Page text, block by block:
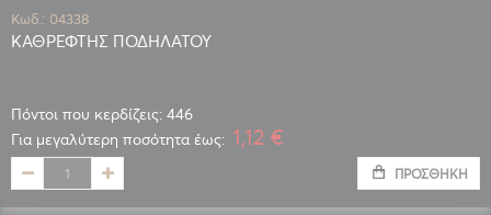
Κωδ.: 04338
ΚΑΘΡΕΦΤΗΣ ΠΟΔΗΛΑΤΟΥ
Πόντοι που κερδίζεις: 446
Για μεγαλύτερη ποσότητα έως: 1,12 €
ΠΡΟΣΘΉΚΗ